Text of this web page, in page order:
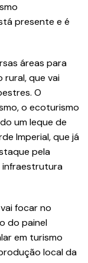
presente e é
áreas para
que vai
O
o ecoturismo
um leque de
Imperial, que já
pela
infraestrutura
focar no
do painel
em turismo
local da